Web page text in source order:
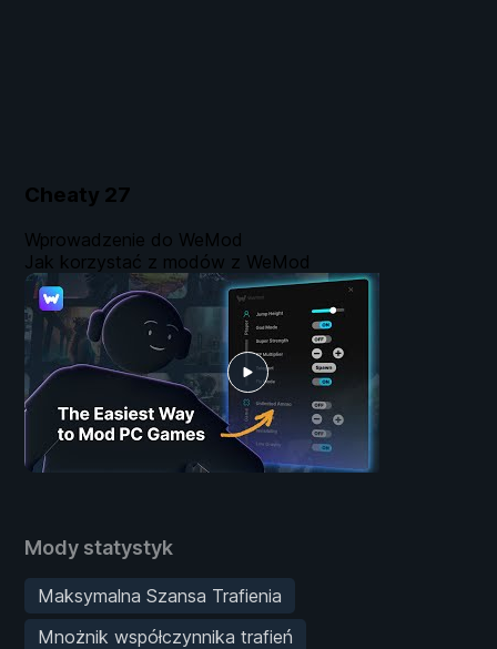
Cheaty 27
Mody statystyk
Maksymalna Szansa Trafienia
Mnożnik współczynnika trafień
Wprowadzenie do WeMod
Jak korzystać z modów z WeMod